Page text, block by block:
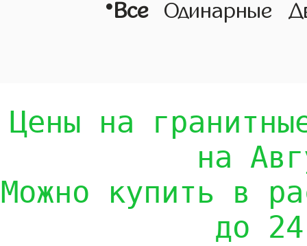
•Все Одинарные
Цены на
на
Можно купить в
до